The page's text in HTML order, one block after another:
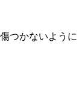
つかないように